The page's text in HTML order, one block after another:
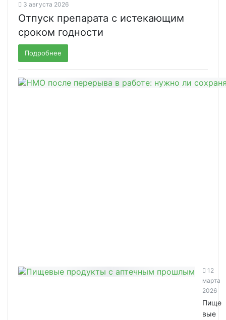
3 августа 2026
Отпуск препарата с истекающим
сроком годности
Подробнее
12
марта
2026
Пище
вые